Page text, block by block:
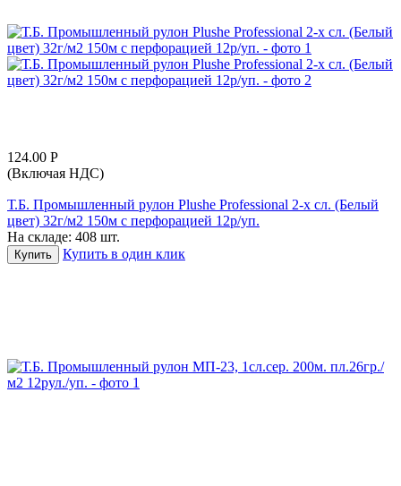
124.00 Р
(Включая НДС)
Т.Б. Промышленный рулон Plushe Professional 2-х сл. (Белый
цвет) 32г/м2 150м с перфорацией 12р/уп.
На складе: 408 шт.
Купить Купить в один клик